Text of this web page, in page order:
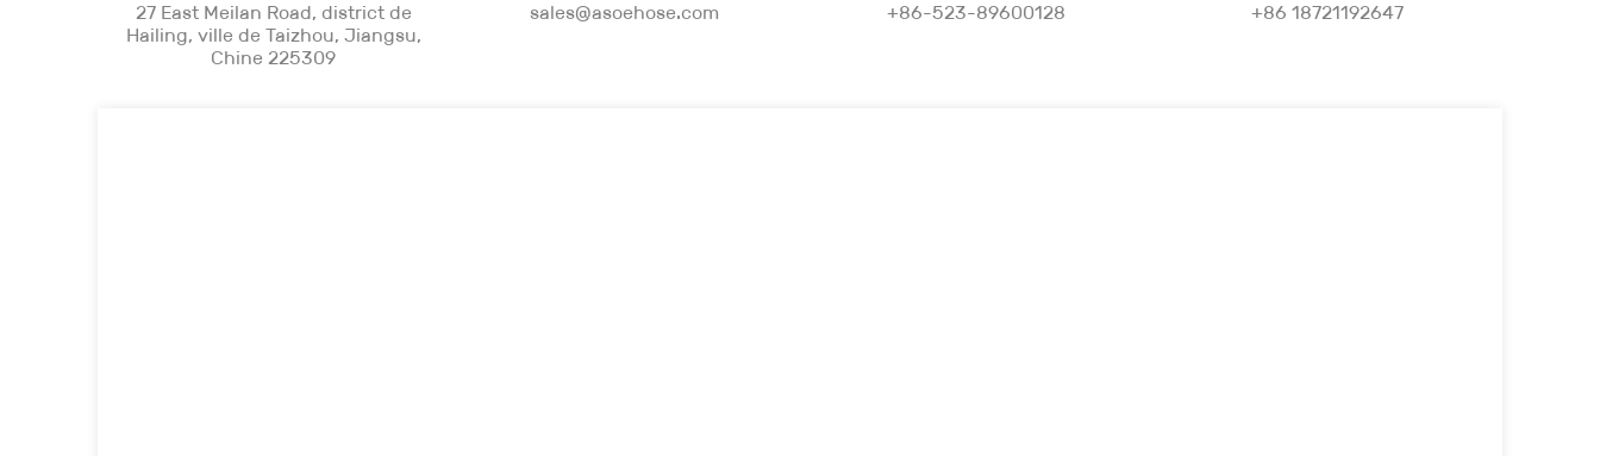
27 East Meilan Road, district de
Hailing, ville de Taizhou, Jiangsu,
Chine 225309
sales@asoehose.com +86-523-89600128 +86 18721192647